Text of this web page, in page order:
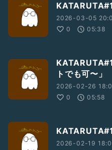
2026-03-05
0
05:38
トでも可〜」
2026-02-26
0
05:58
2026-02-19